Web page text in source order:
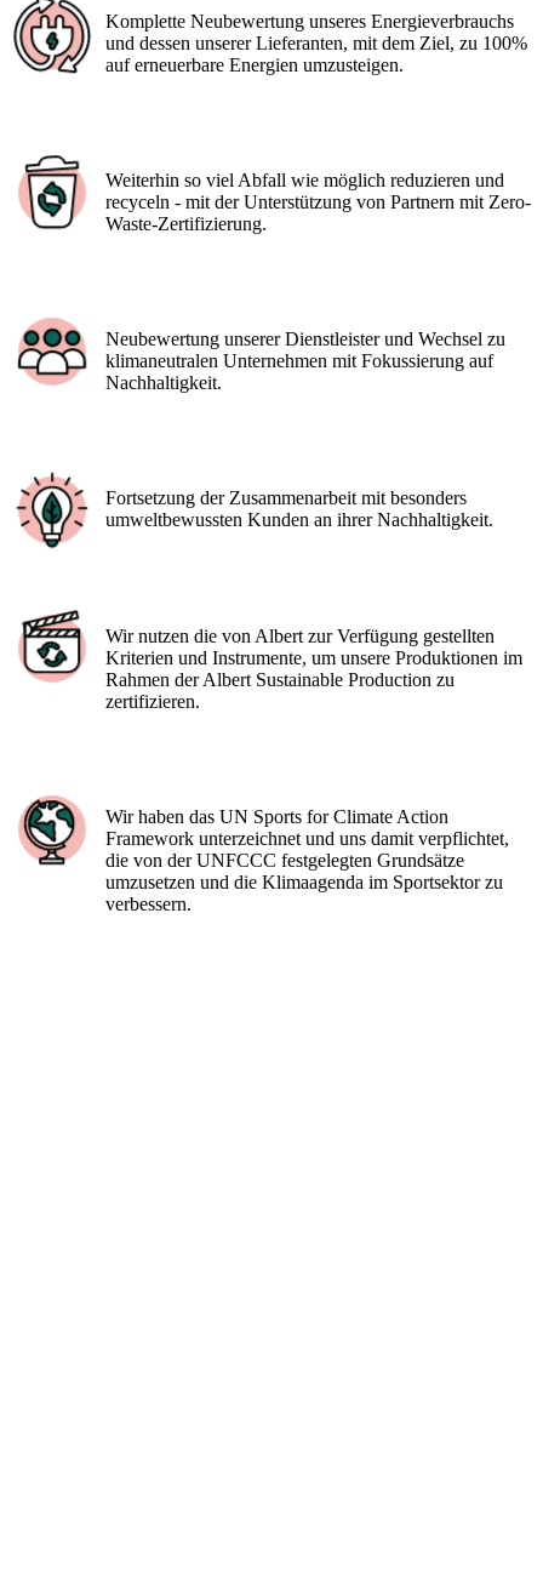
Komplette Neubewertung unseres Energieverbrauchs
und dessen unserer Lieferanten, mit dem Ziel, zu 100%
auf erneuerbare Energien umzusteigen.
Weiterhin so viel Abfall wie möglich reduzieren und
recyceln - mit der Unterstützung von Partnern mit Zero-
Waste-Zertifizierung.
Neubewertung unserer Dienstleister und Wechsel zu
klimaneutralen Unternehmen mit Fokussierung auf
Nachhaltigkeit.
Fortsetzung der Zusammenarbeit mit besonders
umweltbewussten Kunden an ihrer Nachhaltigkeit.
Wir nutzen die von Albert zur Verfügung gestellten
Kriterien und Instrumente, um unsere Produktionen im
Rahmen der Albert Sustainable Production zu
zertifizieren.
Wir haben das UN Sports for Climate Action
Framework unterzeichnet und uns damit verpflichtet,
die von der UNFCCC festgelegten Grundsätze
umzusetzen und die Klimaagenda im Sportsektor zu
verbessern.